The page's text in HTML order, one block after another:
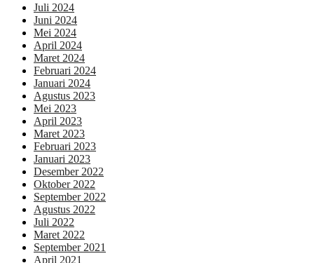
Juli 2024
Juni 2024
Mei 2024
April 2024
Maret 2024
Februari 2024
Januari 2024
Agustus 2023
Mei 2023
April 2023
Maret 2023
Februari 2023
Januari 2023
Desember 2022
Oktober 2022
September 2022
Agustus 2022
Juli 2022
Maret 2022
September 2021
April 2021